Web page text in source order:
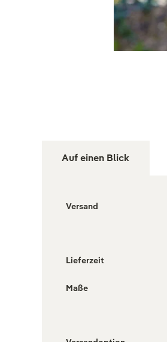
Auf einen Blick
Versand
Lieferzeit
Maße